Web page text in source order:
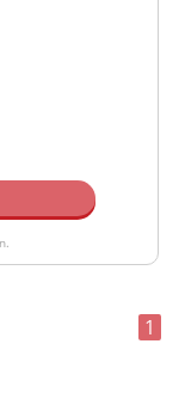
1